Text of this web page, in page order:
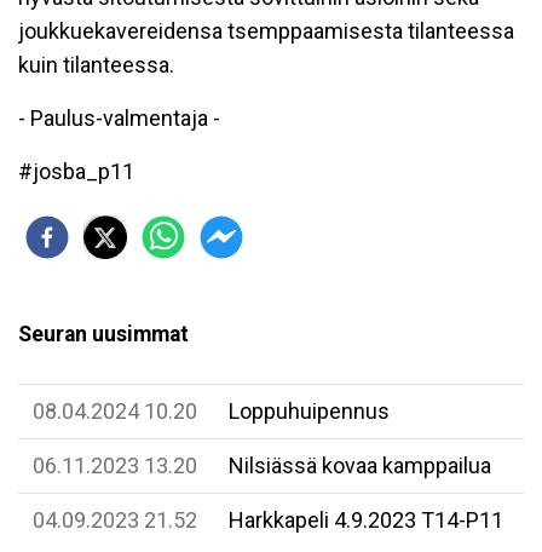
joukkuekavereidensa tsemppaamisesta tilanteessa
kuin tilanteessa.
- Paulus-valmentaja -
#josba_p11
Seuran uusimmat
08.04.2024 10.20 Loppuhuipennus
06.11.2023 13.20 Nilsiässä kovaa kamppailua
04.09.2023 21.52 Harkkapeli 4.9.2023 T14-P11